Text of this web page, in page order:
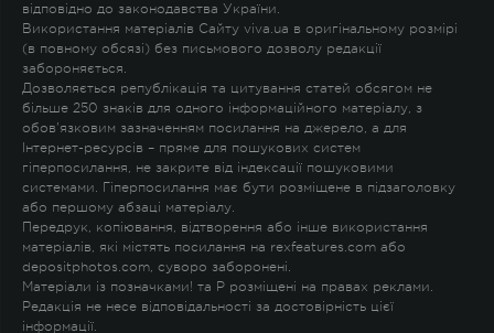
відповідно до законодавства України.
Використання матеріалів Сайту viva.ua в оригінальному розмірі
(в повному обсязі) без письмового дозволу редакції
забороняється.
Дозволяється републікація та цитування статей обсягом не
більше 250 знаків для одного інформаційного матеріалу, з
обов'язковим зазначенням посилання на джерело, а для
Інтернет-ресурсів – пряме для пошукових систем
гіперпосилання, не закрите від індексації пошуковими
системами. Гіперпосилання має бути розміщене в підзаголовку
або першому абзаці матеріалу.
Передрук, копіювання, відтворення або інше використання
матеріалів, які містять посилання на rexfeatures.com або
depositphotos.com, суворо заборонені.
Матеріали із позначками! та P розміщені на правах реклами.
Редакція не несе відповідальності за достовірність цієї
інформації.